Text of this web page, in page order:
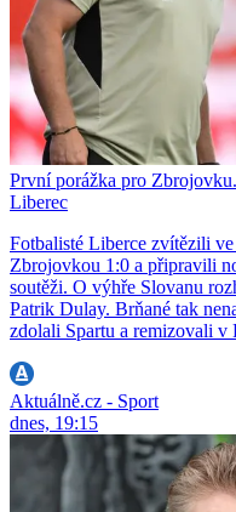
První porážka pro
Liberec
Fotbalisté Liberce zvítězili
Zbrojovkou 1:0 a připravili
soutěži. O výhře Slovanu
Patrik Dulay. Brňané tak
zdolali Spartu a remizovali v
Aktuálně.cz - Sport
dnes, 19:15